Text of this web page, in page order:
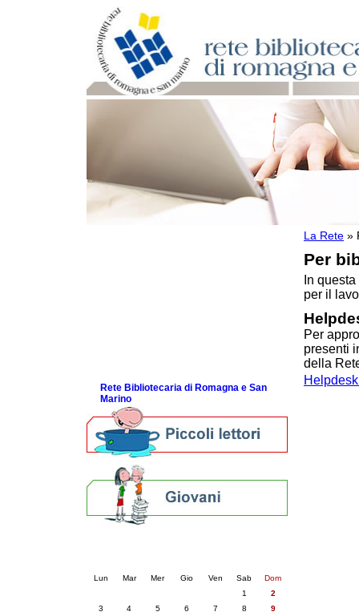
La Rete »
Per
In
per il
Per
presenti
della
Rete Bibliotecaria di Romagna e San
Marino
Lun Mar Mer Gio Ven Sab
Dom
1
2
3
4 5 6 7 8
9